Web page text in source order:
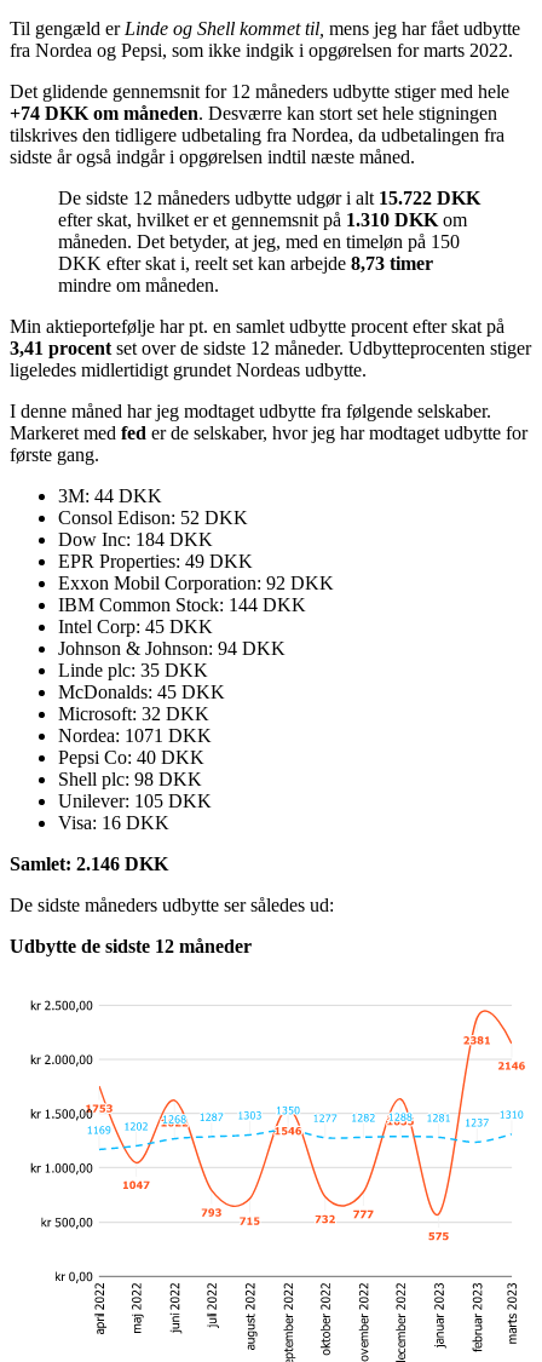
Til gengæld erLinde og Shell kommet til, mens jeg har fået udbytte
fra Nordea og Pepsi, som ikke indgik i opgørelsen for marts 2022.
Det glidende gennemsnit for 12 måneders udbytte stiger med hele
+74 DKK om måneden. Desværre kan stort set hele stigningen
tilskrives den tidligere udbetaling fra Nordea, da udbetalingen fra
sidste år også indgår i opgørelsen indtil næste måned.
De sidste 12 måneders udbytte udgør i alt 15.722 DKK
efter skat, hvilket er et gennemsnit på 1.310 DKKom
måneden. Det betyder, at jeg, med en timeløn på 150
DKK efter skat i, reelt set kan arbejde 8,73 timer
mindre om måneden.
Min aktieportefølje har pt. en samlet udbytte procent efter skat på
3,41 procentset over de sidste 12 måneder. Udbytteprocenten stiger
ligeledes midlertidigt grundet Nordeas udbytte.
I denne måned har jeg modtaget udbytte fra følgende selskaber.
Markeret med fed er de selskaber, hvor jeg har modtaget udbytte for
første gang.
3M: 44 DKK
Consol Edison: 52 DKK
Dow Inc: 184 DKK
EPR Properties: 49 DKK
Exxon Mobil Corporation: 92 DKK
IBM Common Stock: 144 DKK
Intel Corp: 45 DKK
Johnson & Johnson: 94 DKK
Linde plc: 35 DKK
McDonalds: 45 DKK
Microsoft: 32 DKK
Nordea: 1071 DKK
Pepsi Co: 40 DKK
Shell plc: 98 DKK
Unilever: 105 DKK
Visa: 16 DKK
Samlet: 2.146 DKK
De sidste måneders udbytte ser således ud:
Udbytte de sidste 12 måneder